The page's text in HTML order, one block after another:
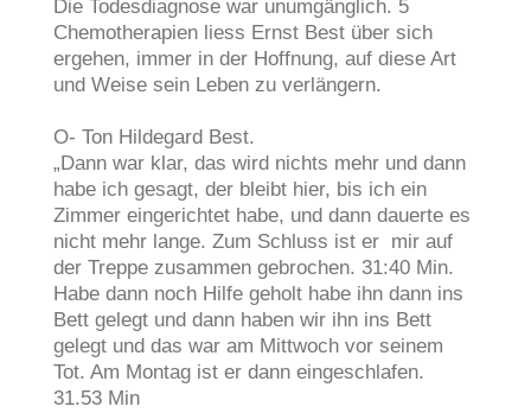
Die Todesdiagnose war unumgänglich. 5
Chemotherapien liess Ernst Best über sich
ergehen, immer in der Hoffnung, auf diese Art
und Weise sein Leben zu verlängern.
O- Ton Hildegard Best.
„Dann war klar, das wird nichts mehr und dann
habe ich gesagt, der bleibt hier, bis ich ein
Zimmer eingerichtet habe, und dann dauerte es
nicht mehr lange. Zum Schluss ist er mir auf
der Treppe zusammen gebrochen. 31:40 Min.
Habe dann noch Hilfe geholt habe ihn dann ins
Bett gelegt und dann haben wir ihn ins Bett
gelegt und das war am Mittwoch vor seinem
Tot. Am Montag ist er dann eingeschlafen.
31.53 Min